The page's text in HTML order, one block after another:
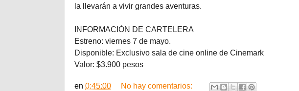
la llevarán a vivir grandes aventuras.
INFORMACIÓN DE CARTELERA
Estreno: viernes 7 de mayo.
Disponible: Exclusivo sala de cine online de Cinemark
Valor: $3.900 pesos
en 0:45:00
No hay comentarios: